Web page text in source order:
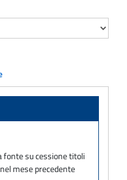
su cessione titoli
mese precedente